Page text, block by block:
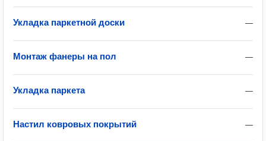
—
Укладка паркетной доски
—
Монтаж фанеры на пол
—
Укладка паркета
—
Настил ковровых покрытий